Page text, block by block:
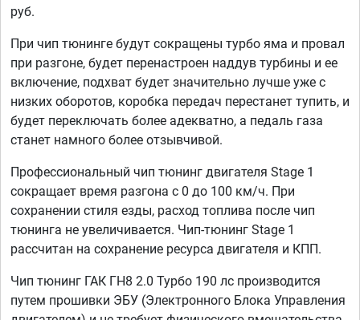
руб.
При чип тюнинге будут сокращены турбо яма и провал
при разгоне, будет перенастроен наддув турбины и ее
включение, подхват будет значительно лучше уже с
низких оборотов, коробка передач перестанет тупить, и
будет переключать более адекватно, а педаль газа
станет намного более отзывчивой.
Профессиональный чип тюнинг двигателя Stage 1
сокращает время разгона с 0 до 100 км/ч. При
сохранении стиля езды, расход топлива после чип
тюнинга не увеличивается. Чип-тюнинг Stage 1
рассчитан на сохранение ресурса двигателя и КПП.
Чип тюнинг ГАК ГН8 2.0 Турбо 190 лс производится
путем прошивки ЭБУ (Электронного Блока Управления